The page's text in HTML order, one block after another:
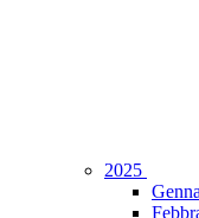
2025